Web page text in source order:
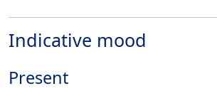
Indicative mood
Present